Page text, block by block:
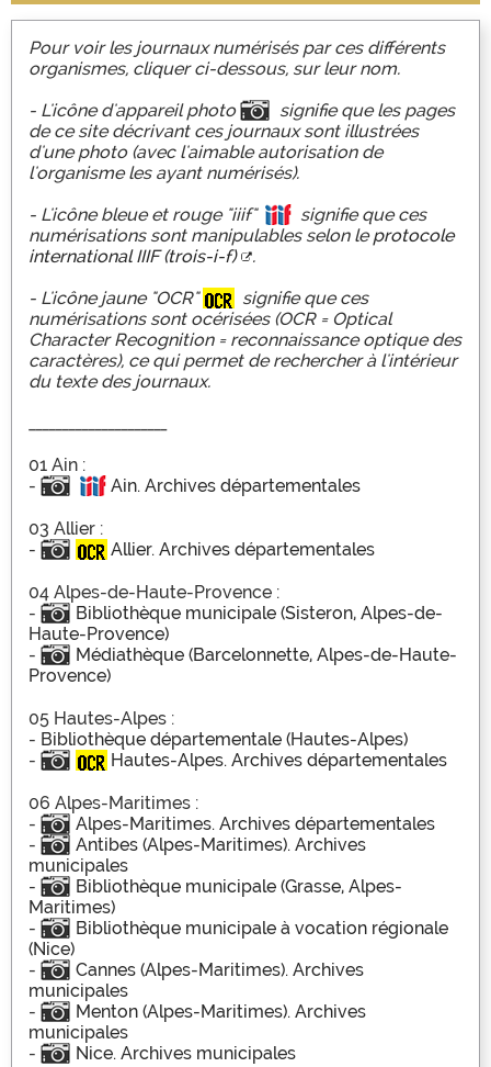
Pour voir les journaux numérisés par ces différents
organismes, cliquer ci-dessous, sur leur nom.
- L'icône d'appareil photo
signifie que les pages
de ce site décrivant ces journaux sont illustrées
d'une photo (avec l'aimable autorisation de
l'organisme les ayant numérisés).
- L'icône bleue et rouge "iiif"
signifie que ces
numérisations sont manipulables selon leprotocole
international IIIF (trois-i-f)
.
- L'icône jaune "OCR"
signifie que ces
numérisations sont océrisées (OCR = Optical
Character Recognition = reconnaissance optique des
caractères), ce qui permet de rechercher à l'intérieur
du texte des journaux.
01 Ain :
-
Ain. Archives départementales
03 Allier :
-
Allier. Archives départementales
04 Alpes-de-Haute-Provence :
-
Bibliothèque municipale (Sisteron, Alpes-de-
Haute-Provence)
-
Médiathèque (Barcelonnette, Alpes-de-Haute-
Provence)
05 Hautes-Alpes :
- Bibliothèque départementale (Hautes-Alpes)
-
Hautes-Alpes. Archives départementales
06 Alpes-Maritimes :
-
Alpes-Maritimes. Archives départementales
-
Antibes (Alpes-Maritimes). Archives
municipales
-
Bibliothèque municipale (Grasse, Alpes-
Maritimes)
-
Bibliothèque municipale à vocation régionale
(Nice)
-
Cannes (Alpes-Maritimes). Archives
municipales
-
Menton (Alpes-Maritimes). Archives
municipales
-
Nice. Archives municipales